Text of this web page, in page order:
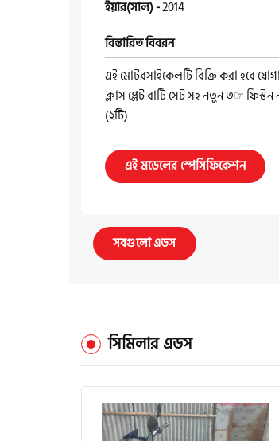
ইয়ার(সাল) -2014
বিস্তারিত বিবরন
এই মোটরসাইকেলটি বিক্রি করা হবে
ক্লাস প্লেট বাটি সেট সহ নতুন ৩☞
(২টি)
এই মডেলের স্পেসিফিকেশন
সবগুলো এডস
সিমিলার এডস